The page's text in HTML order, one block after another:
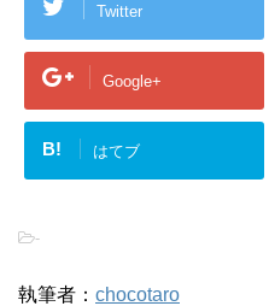
Twitter
Google+
B! はてブ
-
執筆者： chocotaro